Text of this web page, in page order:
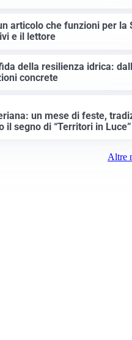
articolo che funzioni per la
e il lettore
della resilienza idrica:
concrete
un mese di feste,
il segno di “Territori in Luce”
Altre